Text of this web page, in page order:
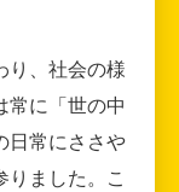
り、社会の様
常に「世の中
日常にささや
りました。こ